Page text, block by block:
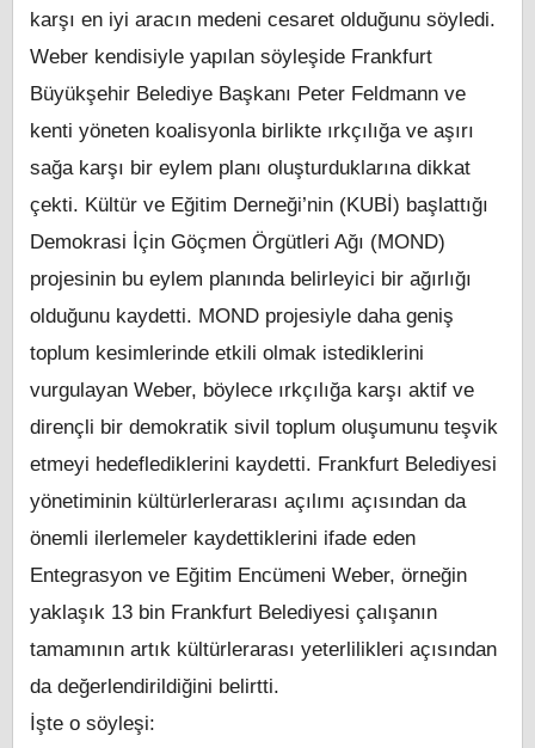
karşı en iyi aracın medeni cesaret olduğunu söyledi.
Weber kendisiyle yapılan söyleşide Frankfurt
Büyükşehir Belediye Başkanı Peter Feldmann ve
kenti yöneten koalisyonla birlikte ırkçılığa ve aşırı
sağa karşı bir eylem planı oluşturduklarına dikkat
çekti. Kültür ve Eğitim Derneği’nin (KUBİ) başlattığı
Demokrasi İçin Göçmen Örgütleri Ağı (MOND)
projesinin bu eylem planında belirleyici bir ağırlığı
olduğunu kaydetti. MOND projesiyle daha geniş
toplum kesimlerinde etkili olmak istediklerini
vurgulayan Weber, böylece ırkçılığa karşı aktif ve
dirençli bir demokratik sivil toplum oluşumunu teşvik
etmeyi hedeflediklerini kaydetti. Frankfurt Belediyesi
yönetiminin kültürlerlerarası açılımı açısından da
önemli ilerlemeler kaydettiklerini ifade eden
Entegrasyon ve Eğitim Encümeni Weber, örneğin
yaklaşık 13 bin Frankfurt Belediyesi çalışanın
tamamının artık kültürlerarası yeterlilikleri açısından
da değerlendirildiğini belirtti.
İşte o söyleşi: